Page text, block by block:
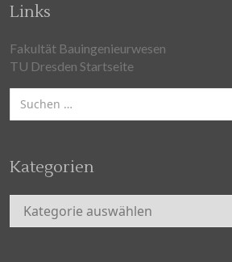
Links
Fakultät Bauingenieurwesen
TU Dresden Startseite
Suchen
nach:
Kategorien
Kategorien